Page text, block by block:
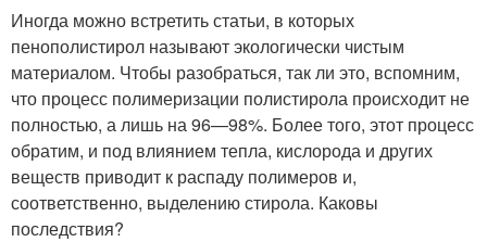
Иногда можно встретить статьи, в которых
пенополистирол называют экологически чистым
материалом. Чтобы разобраться, так ли это, вспомним,
что процесс полимеризации полистирола происходит не
полностью, а лишь на 96—98%. Более того, этот процесс
обратим, и под влиянием тепла, кислорода и других
веществ приводит к распаду полимеров и,
соответственно, выделению стирола. Каковы
последствия?